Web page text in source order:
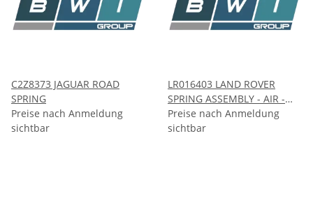
C2Z8373 JAGUAR ROAD
SPRING
Preise nach Anmeldung
sichtbar
LR016403 LAND ROVER
SPRING ASSEMBLY - AIR -
FRONT SUSPENSION
Preise nach Anmeldung
sichtbar